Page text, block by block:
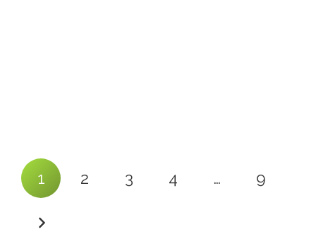
1 2 3 4 … 9